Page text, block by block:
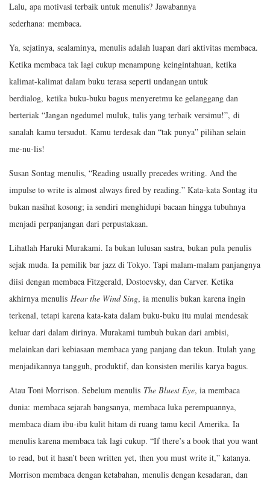
Lalu, apa motivasi terbaik untuk menulis? Jawabannya
sederhana: membaca.
Ya, sejatinya, sealaminya, menulis adalah luapan dari aktivitas membaca.
Ketika membaca tak lagi cukup menampung keingintahuan, ketika
kalimat-kalimat dalam buku terasa seperti undangan untuk
berdialog, ketika buku-buku bagus menyeretmu ke gelanggang dan
berteriak “Jangan ngedumel muluk, tulis yang terbaik versimu!”, di
sanalah kamu tersudut. Kamu terdesak dan “tak punya” pilihan selain
me-nu-lis!
Susan Sontag menulis, “Reading usually precedes writing. And the
impulse to write is almost always fired by reading.” Kata-kata Sontag itu
bukan nasihat kosong; ia sendiri menghidupi bacaan hingga tubuhnya
menjadi perpanjangan dari perpustakaan.
Lihatlah Haruki Murakami. Ia bukan lulusan sastra, bukan pula penulis
sejak muda. Ia pemilik bar jazz di Tokyo. Tapi malam-malam panjangnya
diisi dengan membaca Fitzgerald, Dostoevsky, dan Carver. Ketika
akhirnya menulis Hear the Wind Sing, ia menulis bukan karena ingin
terkenal, tetapi karena kata-kata dalam buku-buku itu mulai mendesak
keluar dari dalam dirinya. Murakami tumbuh bukan dari ambisi,
melainkan dari kebiasaan membaca yang panjang dan tekun. Itulah yang
menjadikannya tangguh, produktif, dan konsisten merilis karya bagus.
Atau Toni Morrison. Sebelum menulis The Bluest Eye, ia membaca
dunia: membaca sejarah bangsanya, membaca luka perempuannya,
membaca diam ibu-ibu kulit hitam di ruang tamu kecil Amerika. Ia
menulis karena membaca tak lagi cukup. “If there’s a book that you want
to read, but it hasn’t been written yet, then you must write it,” katanya.
Morrison membaca dengan ketabahan, menulis dengan kesadaran, dan